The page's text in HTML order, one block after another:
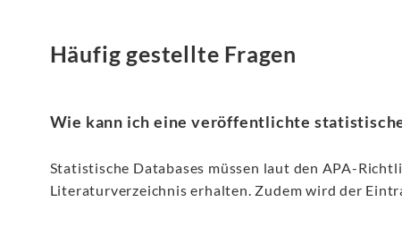
Häufig gestellte Fragen
Wie kann ich eine veröffentlichte
Statistische Databases müssen laut den APA-
Literaturverzeichnis erhalten. Zudem wird der